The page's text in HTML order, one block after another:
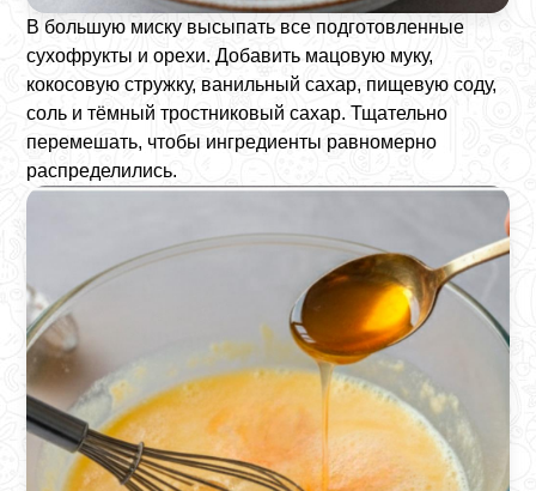
В большую миску высыпать все подготовленные
сухофрукты и орехи. Добавить мацовую муку,
кокосовую стружку, ванильный сахар, пищевую соду,
соль и тёмный тростниковый сахар. Тщательно
перемешать, чтобы ингредиенты равномерно
распределились.